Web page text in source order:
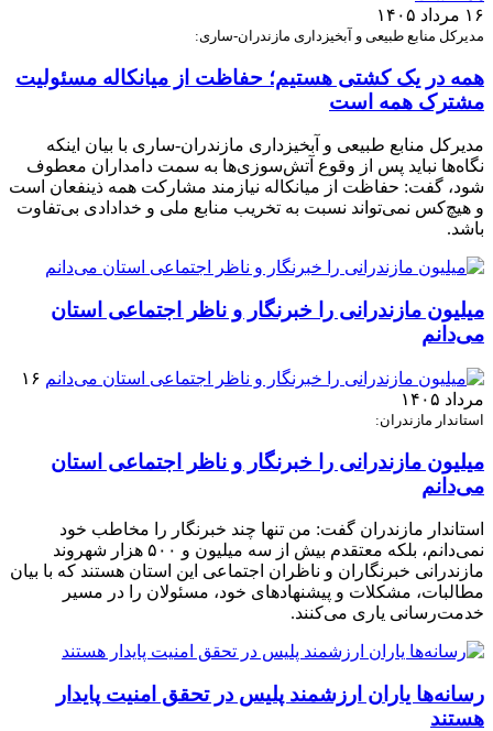
۱۶ مرداد ۱۴۰۵
مدیرکل منابع طبیعی و آبخیزداری مازندران-ساری:
همه در یک کشتی هستیم؛ حفاظت از میانکاله مسئولیت
مشترک همه است
مدیرکل منابع طبیعی و آبخیزداری مازندران-ساری با بیان اینکه
نگاه‌ها نباید پس از وقوع آتش‌سوزی‌ها به سمت دامداران معطوف
شود، گفت: حفاظت از میانکاله نیازمند مشارکت همه ذینفعان است
و هیچ‌کس نمی‌تواند نسبت به تخریب منابع ملی و خدادادی بی‌تفاوت
باشد.
میلیون مازندرانی را خبرنگار و ناظر اجتماعی استان
می‌دانم
۱۶
مرداد ۱۴۰۵
استاندار مازندران:
میلیون مازندرانی را خبرنگار و ناظر اجتماعی استان
می‌دانم
استاندار مازندران گفت: من تنها چند خبرنگار را مخاطب خود
نمی‌دانم، بلکه معتقدم بیش از سه میلیون و ۵۰۰ هزار شهروند
مازندرانی خبرنگاران و ناظران اجتماعی این استان هستند که با بیان
مطالبات، مشکلات و پیشنهادهای خود، مسئولان را در مسیر
خدمت‌رسانی یاری می‌کنند.
رسانه‌ها یاران ارزشمند پلیس در تحقق امنیت پایدار
هستند